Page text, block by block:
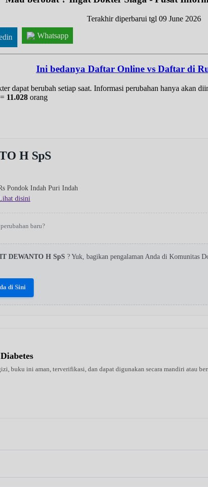
Terakhir diperbarui tgl 09 June 2026
Whatsapp
Ini bedanya Daftar Online vs Daftar di
dapat berubah setiap saat. Informasi perubahan hanya akan
11.028 orang
H SpS
Pondok Indah Puri Indah
disini
baru?
DEWANTO H SpS ? Yuk, bagikan pengalaman Anda di Komunitas
di Sini
buku ini aman, terverifikasi, dan dapat digunakan secara mandiri atau